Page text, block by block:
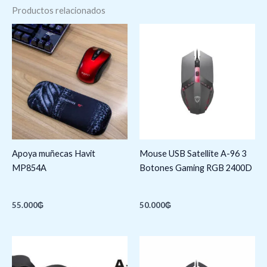
Productos relacionados
Apoya muñecas Havit
MP854A
55.000₲
Mouse USB Satellite A-96 3
Botones Gaming RGB 2400D
50.000₲